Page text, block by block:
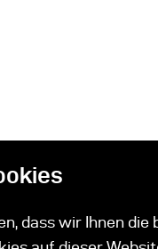
dass wir Ihnen